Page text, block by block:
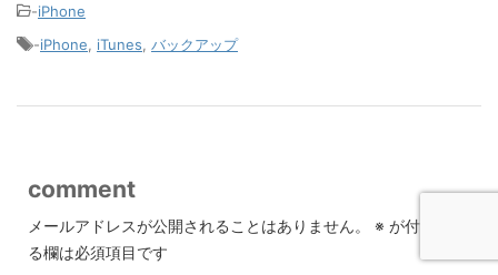
-iPhone
-iPhone iTunes バックアップ
comment
メールアドレスが公開されることはありません。 ※ が付いてい
る欄は必須項目です